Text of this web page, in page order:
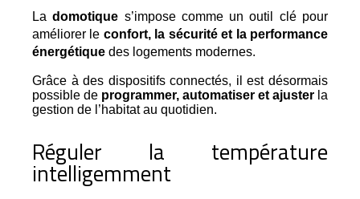
La domotique s’impose comme un outil clé pour
améliorer le confort, la sécurité et la performance
énergétique des logements modernes.
Grâce à des dispositifs connectés, il est désormais
possible de programmer, automatiser et ajuster la
gestion de l’habitat au quotidien.
Réguler la température
intelligemment